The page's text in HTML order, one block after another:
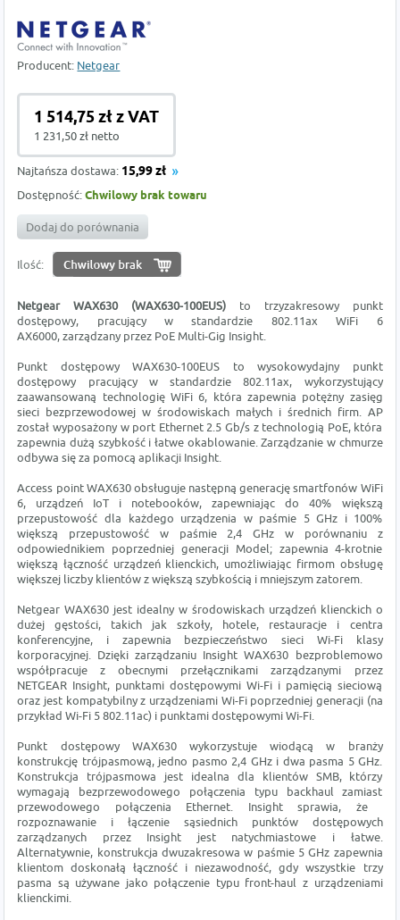
Producent: Netgear
1 514,75 zł z VAT
1 231,50 zł netto
Najtańsza dostawa: 15,99 zł
Dostępność:Chwilowy brak towaru
Dodaj do porównania
Ilość:
Netgear WAX630 (WAX630-100EUS) to trzyzakresowy punkt
dostępowy, pracujący w standardzie 802.11ax WiFi 6
AX6000, zarządzany przez PoE Multi-Gig Insight.
Punkt dostępowy WAX630-100EUS to wysokowydajny punkt
dostępowy pracujący w standardzie 802.11ax, wykorzystujący
zaawansowaną technologię WiFi 6, która zapewnia potężny zasięg
sieci bezprzewodowej w środowiskach małych i średnich firm. AP
został wyposażony w port Ethernet 2.5 Gb/s z technologią PoE, która
zapewnia dużą szybkość i łatwe okablowanie. Zarządzanie w chmurze
odbywa się za pomocą aplikacji Insight.
Access point WAX630 obsługuje następną generację smartfonów WiFi
6, urządzeń IoT i notebooków, zapewniając do 40% większą
przepustowość dla każdego urządzenia w paśmie 5 GHz i 100%
większą przepustowość w paśmie 2,4 GHz w porównaniu z
odpowiednikiem poprzedniej generacji Model; zapewnia 4-krotnie
większą łączność urządzeń klienckich, umożliwiając firmom obsługę
większej liczby klientów z większą szybkością i mniejszym zatorem.
Netgear WAX630 jest idealny w środowiskach urządzeń klienckich o
dużej gęstości, takich jak szkoły, hotele, restauracje i centra
konferencyjne, i zapewnia bezpieczeństwo sieci Wi-Fi klasy
korporacyjnej. Dzięki zarządzaniu Insight WAX630 bezproblemowo
współpracuje z obecnymi przełącznikami zarządzanymi przez
NETGEAR Insight, punktami dostępowymi Wi-Fi i pamięcią sieciową
oraz jest kompatybilny z urządzeniami Wi-Fi poprzedniej generacji (na
przykład Wi-Fi 5 802.11ac) i punktami dostępowymi Wi-Fi.
Punkt dostępowy WAX630 wykorzystuje wiodącą w branży
konstrukcję trójpasmową, jedno pasmo 2,4 GHz i dwa pasma 5 GHz.
Konstrukcja trójpasmowa jest idealna dla klientów SMB, którzy
wymagają bezprzewodowego połączenia typu backhaul zamiast
przewodowego połączenia Ethernet. Insight sprawia, że ​​
rozpoznawanie i łączenie sąsiednich punktów dostępowych
zarządzanych przez Insight jest natychmiastowe i łatwe.
Alternatywnie, konstrukcja dwuzakresowa w paśmie 5 GHz zapewnia
klientom doskonałą łączność i niezawodność, gdy wszystkie trzy
pasma są używane jako połączenie typu front-haul z urządzeniami
klienckimi.